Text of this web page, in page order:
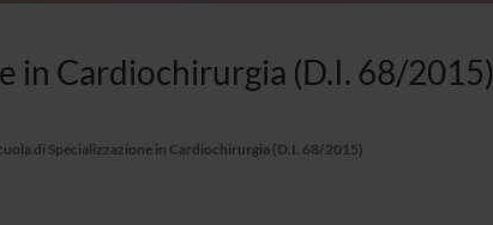
in Cardiochirurgia (D.I. 68/2015)
di Specializzazione in Cardiochirurgia (D.I. 68/2015)